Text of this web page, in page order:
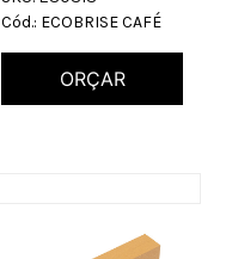
Cód.: ECOBRISE CAFÉ
ORÇAR